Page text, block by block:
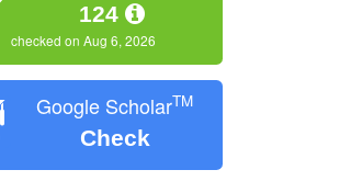
124
checked on Aug 6, 2026
Google ScholarTM
Check